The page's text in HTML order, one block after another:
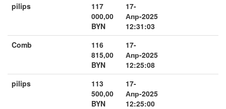
pilips
117
000,00
BYN
17-
Апр-2025
12:31:03
Comb
116
815,00
BYN
17-
Апр-2025
12:25:08
pilips
113
500,00
BYN
17-
Апр-2025
12:25:00